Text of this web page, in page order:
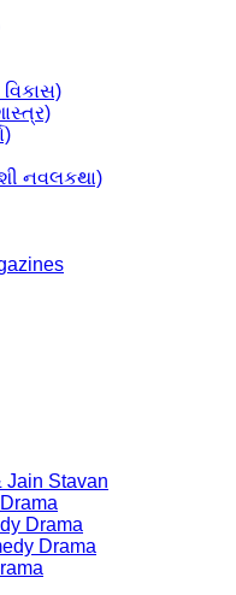
નવલકથા)
Jain Stavan
Drama
Drama